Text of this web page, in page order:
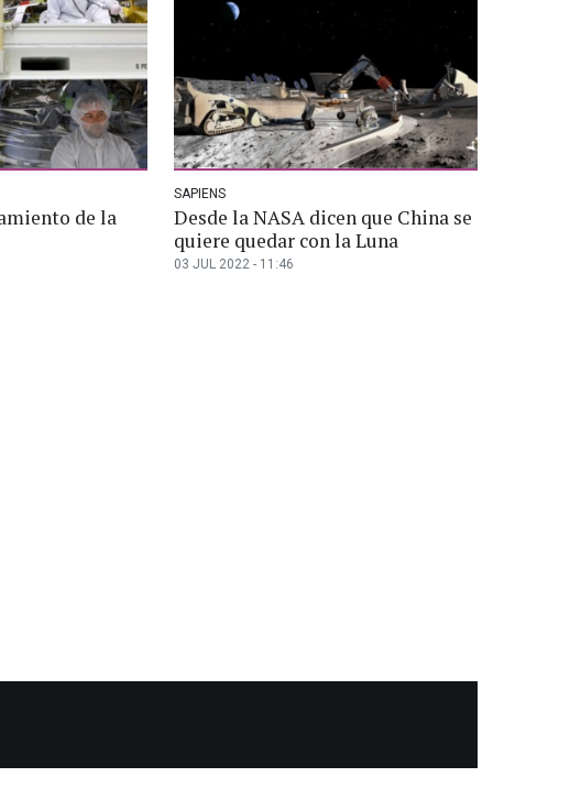
de la
SAPIENS
Desde la NASA dicen que China se
quiere quedar con la Luna
03 JUL 2022 - 11:46